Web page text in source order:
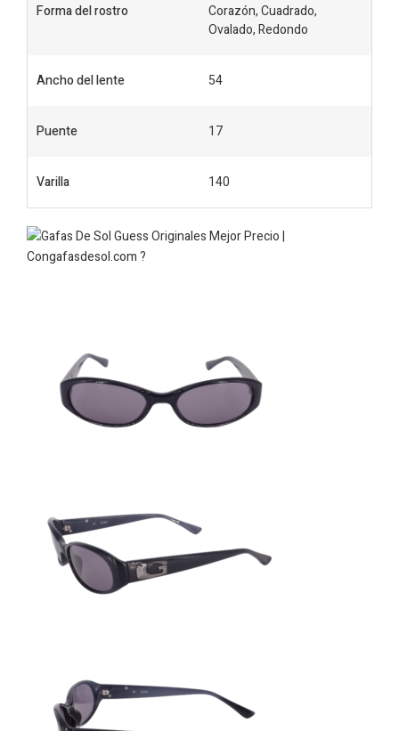
Forma del rostro
Corazón, Cuadrado,
Ovalado, Redondo
Ancho del lente 54
Puente 17
Varilla 140